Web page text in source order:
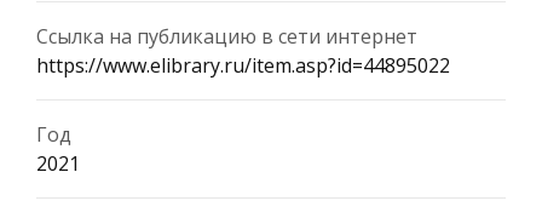
Ссылка на публикацию в сети интернет
https://www.elibrary.ru/item.asp?id=44895022
Год
2021